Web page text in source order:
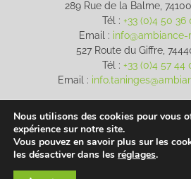
289 Rue de la Balme,
Tél : +33 (0)4 50 36
Email :
527 Route du Giffre,
Tél : +33 (0)4 57 44
Email :
Route du Pas de l’Echelle
Tél :+41 22 784
Email :
Nous utilisons des cookies pour vous
expérience sur notre site.
Vous pouvez en savoir plus sur les
les désactiver dans les réglages.